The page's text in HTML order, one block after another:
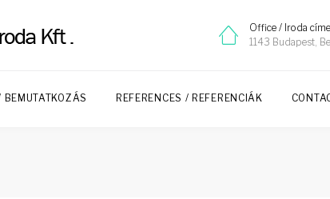
Office / Iroda
1143 Budapest,
REFERENCES / REFERENCIÁK